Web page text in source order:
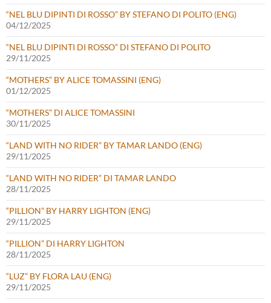
“NEL BLU DIPINTI DI ROSSO” BY STEFANO DI POLITO (ENG)
04/12/2025
“NEL BLU DIPINTI DI ROSSO” DI STEFANO DI POLITO
29/11/2025
“MOTHERS” BY ALICE TOMASSINI (ENG)
01/12/2025
“MOTHERS” DI ALICE TOMASSINI
30/11/2025
“LAND WITH NO RIDER” BY TAMAR LANDO (ENG)
29/11/2025
“LAND WITH NO RIDER” DI TAMAR LANDO
28/11/2025
“PILLION” BY HARRY LIGHTON (ENG)
29/11/2025
“PILLION” DI HARRY LIGHTON
28/11/2025
“LUZ” BY FLORA LAU (ENG)
29/11/2025